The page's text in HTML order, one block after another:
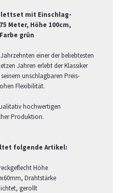
mit Einschlag-
Meter, Höhe 100cm,
grün
einer der beliebtesten
Jahren erlebt der Klassiker
unschlagbaren Preis-
Flexibilität.
hochwertigen
Produktion.
folgende Artikel:
Höhe
Drahtstärke
gerollt